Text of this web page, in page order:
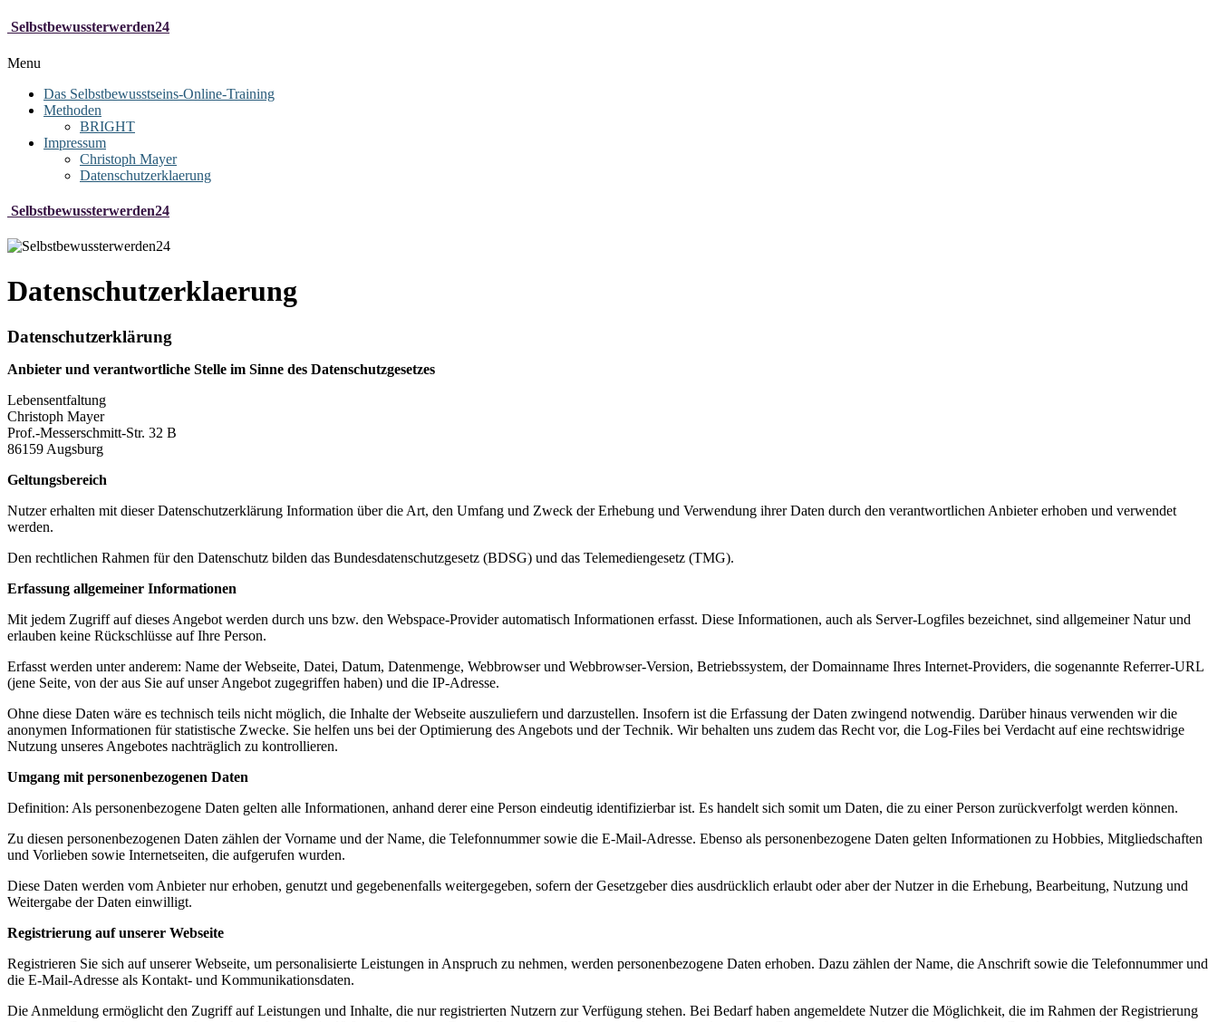
Selbstbewussterwerden24
Menu
Das Selbstbewusstseins-Online-Training
Methoden
BRIGHT
Impressum
Christoph Mayer
Datenschutzerklaerung
Selbstbewussterwerden24
Datenschutzerklaerung
Datenschutzerklärung
Anbieter und verantwortliche Stelle im Sinne des Datenschutzgesetzes
Lebensentfaltung
Christoph Mayer
Prof.-Messerschmitt-Str. 32 B
86159 Augsburg
Geltungsbereich
Nutzer erhalten mit dieser Datenschutzerklärung Information über die Art, den Umfang und Zweck der Erhebung und Verwendung ihrer Daten durch den verantwortlichen Anbieter erhoben und verwendet
werden.
Den rechtlichen Rahmen für den Datenschutz bilden das Bundesdatenschutzgesetz (BDSG) und das Telemediengesetz (TMG).
Erfassung allgemeiner Informationen
Mit jedem Zugriff auf dieses Angebot werden durch uns bzw. den Webspace-Provider automatisch Informationen erfasst. Diese Informationen, auch als Server-Logfiles bezeichnet, sind allgemeiner Natur und
erlauben keine Rückschlüsse auf Ihre Person.
Erfasst werden unter anderem: Name der Webseite, Datei, Datum, Datenmenge, Webbrowser und Webbrowser-Version, Betriebssystem, der Domainname Ihres Internet-Providers, die sogenannte Referrer-URL
(jene Seite, von der aus Sie auf unser Angebot zugegriffen haben) und die IP-Adresse.
Ohne diese Daten wäre es technisch teils nicht möglich, die Inhalte der Webseite auszuliefern und darzustellen. Insofern ist die Erfassung der Daten zwingend notwendig. Darüber hinaus verwenden wir die
anonymen Informationen für statistische Zwecke. Sie helfen uns bei der Optimierung des Angebots und der Technik. Wir behalten uns zudem das Recht vor, die Log-Files bei Verdacht auf eine rechtswidrige
Nutzung unseres Angebotes nachträglich zu kontrollieren.
Umgang mit personenbezogenen Daten
Definition: Als personenbezogene Daten gelten alle Informationen, anhand derer eine Person eindeutig identifizierbar ist. Es handelt sich somit um Daten, die zu einer Person zurückverfolgt werden können.
Zu diesen personenbezogenen Daten zählen der Vorname und der Name, die Telefonnummer sowie die E-Mail-Adresse. Ebenso als personenbezogene Daten gelten Informationen zu Hobbies, Mitgliedschaften
und Vorlieben sowie Internetseiten, die aufgerufen wurden.
Diese Daten werden vom Anbieter nur erhoben, genutzt und gegebenenfalls weitergegeben, sofern der Gesetzgeber dies ausdrücklich erlaubt oder aber der Nutzer in die Erhebung, Bearbeitung, Nutzung und
Weitergabe der Daten einwilligt.
Registrierung auf unserer Webseite
Registrieren Sie sich auf unserer Webseite, um personalisierte Leistungen in Anspruch zu nehmen, werden personenbezogene Daten erhoben. Dazu zählen der Name, die Anschrift sowie die Telefonnummer und
die E-Mail-Adresse als Kontakt- und Kommunikationsdaten.
Die Anmeldung ermöglicht den Zugriff auf Leistungen und Inhalte, die nur registrierten Nutzern zur Verfügung stehen. Bei Bedarf haben angemeldete Nutzer die Möglichkeit, die im Rahmen der Registrierung